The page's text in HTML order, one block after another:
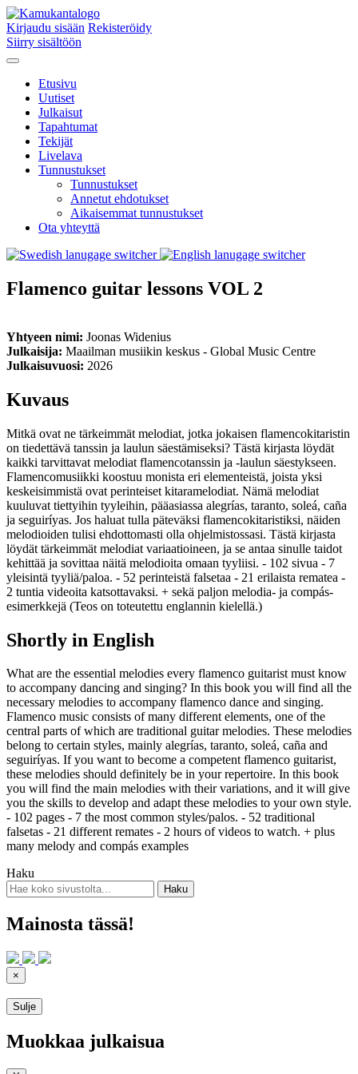
Kirjaudu sisään Rekisteröidy
Siirry sisältöön
Etusivu
Uutiset
Julkaisut
Tapahtumat
Tekijät
Livelava
Tunnustukset
Tunnustukset
Annetut ehdotukset
Aikaisemmat tunnustukset
Ota yhteyttä
Flamenco guitar lessons VOL 2
Yhtyeen nimi: Joonas Widenius
Julkaisija: Maailman musiikin keskus - Global Music Centre
Julkaisuvuosi: 2026
Kuvaus
Mitkä ovat ne tärkeimmät melodiat, jotka jokaisen flamencokitaristin
on tiedettävä tanssin ja laulun säestämiseksi? Tästä kirjasta löydät
kaikki tarvittavat melodiat flamencotanssin ja -laulun säestykseen.
Flamencomusiikki koostuu monista eri elementeistä, joista yksi
keskeisimmistä ovat perinteiset kitaramelodiat. Nämä melodiat
kuuluvat tiettyihin tyyleihin, pääasiassa alegrías, taranto, soleá, caña
ja seguiríyas. Jos haluat tulla päteväksi flamencokitaristiksi, näiden
melodioiden tulisi ehdottomasti olla ohjelmistossasi. Tästä kirjasta
löydät tärkeimmät melodiat variaatioineen, ja se antaa sinulle taidot
kehittää ja sovittaa näitä melodioita omaan tyyliisi. - 102 sivua - 7
yleisintä tyyliä/paloa. - 52 perinteistä falsetaa - 21 erilaista rematea -
2 tuntia videoita katsottavaksi. + sekä paljon melodia- ja compás-
esimerkkejä (Teos on toteutettu englannin kielellä.)
Shortly in English
What are the essential melodies every flamenco guitarist must know
to accompany dancing and singing? In this book you will find all the
necessary melodies to accompany flamenco dance and singing.
Flamenco music consists of many different elements, one of the
central parts of which are traditional guitar melodies. These melodies
belong to certain styles, mainly alegrías, taranto, soleá, caña and
seguiríyas. If you want to become a competent flamenco guitarist,
these melodies should definitely be in your repertoire. In this book
you will find the main melodies with their variations, and it will give
you the skills to develop and adapt these melodies to your own style.
- 102 pages - 7 the most common styles/palos. - 52 traditional
falsetas - 21 different remates - 2 hours of videos to watch. + plus
many melody and compás examples
Haku
Mainosta tässä!
×
Sulje
Muokkaa julkaisua